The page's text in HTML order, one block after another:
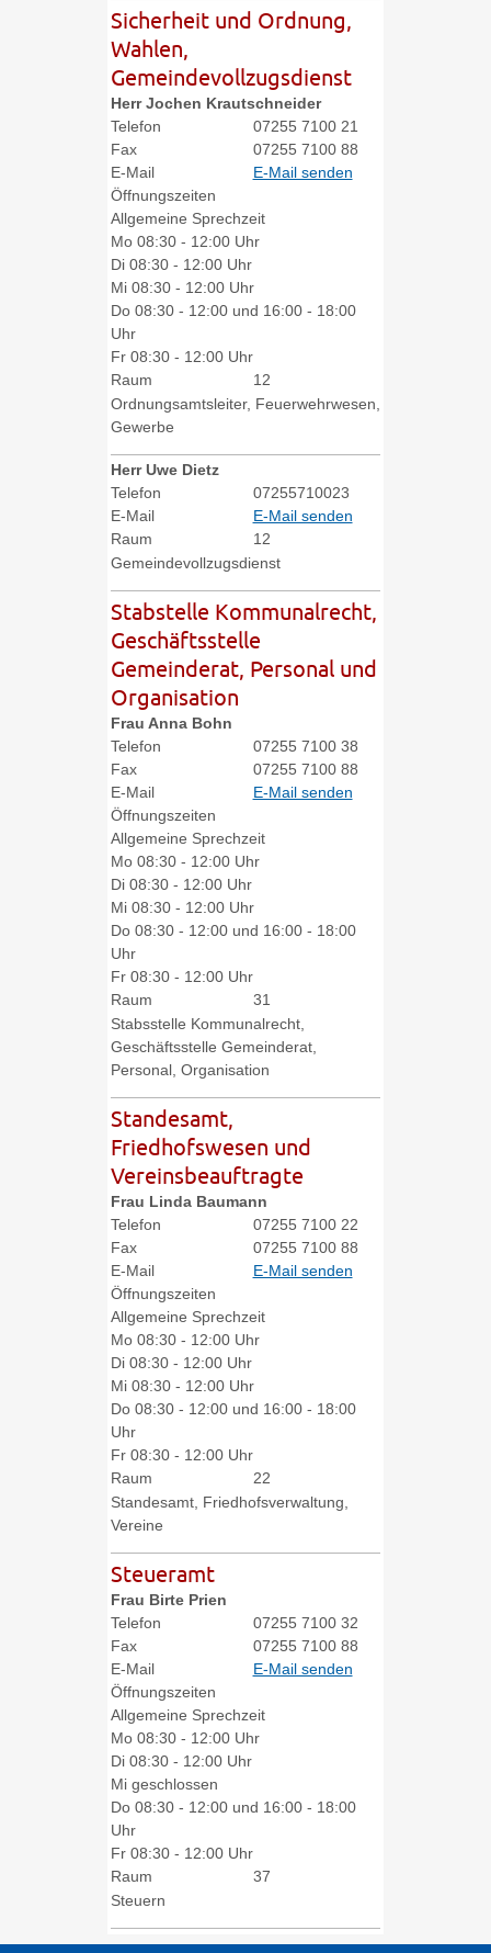
Sicherheit und Ordnung,
Wahlen,
Gemeindevollzugsdienst
Herr Jochen Krautschneider
Telefon
07255 7100 21
Fax
07255 7100 88
E-Mail
E-Mail senden
Öffnungszeiten
Allgemeine Sprechzeit
Mo 08:30 - 12:00 Uhr
Di 08:30 - 12:00 Uhr
Mi 08:30 - 12:00 Uhr
Do 08:30 - 12:00 und 16:00 - 18:00
Uhr
Fr 08:30 - 12:00 Uhr
Raum
12
Ordnungsamtsleiter, Feuerwehrwesen,
Gewerbe
Herr Uwe Dietz
Telefon
07255710023
E-Mail
E-Mail senden
Raum
12
Gemeindevollzugsdienst
Stabstelle Kommunalrecht,
Geschäftsstelle
Gemeinderat, Personal und
Organisation
Frau Anna Bohn
Telefon
07255 7100 38
Fax
07255 7100 88
E-Mail
E-Mail senden
Öffnungszeiten
Allgemeine Sprechzeit
Mo 08:30 - 12:00 Uhr
Di 08:30 - 12:00 Uhr
Mi 08:30 - 12:00 Uhr
Do 08:30 - 12:00 und 16:00 - 18:00
Uhr
Fr 08:30 - 12:00 Uhr
Raum
31
Stabsstelle Kommunalrecht,
Geschäftsstelle Gemeinderat,
Personal, Organisation
Standesamt,
Friedhofswesen und
Vereinsbeauftragte
Frau Linda Baumann
Telefon
07255 7100 22
Fax
07255 7100 88
E-Mail
E-Mail senden
Öffnungszeiten
Allgemeine Sprechzeit
Mo 08:30 - 12:00 Uhr
Di 08:30 - 12:00 Uhr
Mi 08:30 - 12:00 Uhr
Do 08:30 - 12:00 und 16:00 - 18:00
Uhr
Fr 08:30 - 12:00 Uhr
Raum
22
Standesamt, Friedhofsverwaltung,
Vereine
Steueramt
Frau Birte Prien
Telefon
07255 7100 32
Fax
07255 7100 88
E-Mail
E-Mail senden
Öffnungszeiten
Allgemeine Sprechzeit
Mo 08:30 - 12:00 Uhr
Di 08:30 - 12:00 Uhr
Mi geschlossen
Do 08:30 - 12:00 und 16:00 - 18:00
Uhr
Fr 08:30 - 12:00 Uhr
Raum
37
Steuern